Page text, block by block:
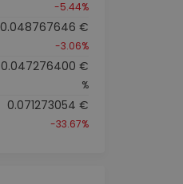
-5.44%
0.048767646 €
-3.06%
0.047276400 €
%
0.071273054 €
-33.67%